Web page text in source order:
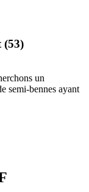
(53)
un
semi-bennes ayant